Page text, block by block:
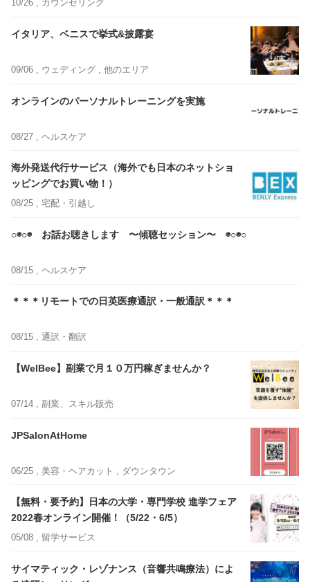
10/26 , カウンセリング
イタリア、ベニスで挙式&披露宴
09/06 , ウェディング , 他のエリア
オンラインのパーソナルトレーニングを実施
08/27 , ヘルスケア
海外発送代行サービス（海外でも日本のネットショ
ッピングでお買い物！）
08/25 , 宅配・引越し
○◉○◉ お話お聴きします 〜傾聴セッション〜 ◉○◉○
08/15 , ヘルスケア
＊＊＊リモートでの日英医療通訳・一般通訳＊＊＊
08/15 , 通訳・翻訳
【WelBee】副業で月１０万円稼ぎませんか？
07/14 , 副業、スキル販売
JPSalonAtHome
06/25 , 美容・ヘアカット , ダウンタウン
【無料・要予約】日本の大学・専門学校 進学フェア
2022春オンライン開催！（5/22・6/5）
05/08 , 留学サービス
サイマティック・レゾナンス（音響共鳴療法）によ